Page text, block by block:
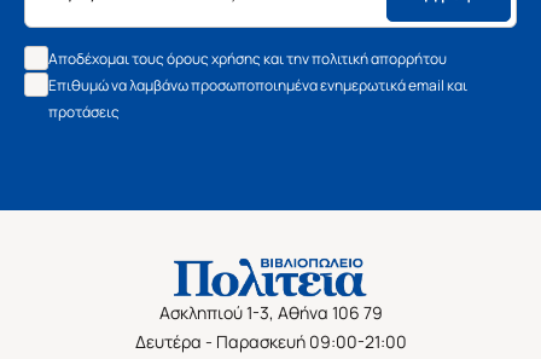
Αποδέχομαι τους όρους χρήσης και την πολιτική απορρήτου
Επιθυμώ να λαμβάνω προσωποποιημένα ενημερωτικά email και
προτάσεις
Ασκληπιού 1-3, Αθήνα 106 79
Δευτέρα - Παρασκευή 09:00-21:00